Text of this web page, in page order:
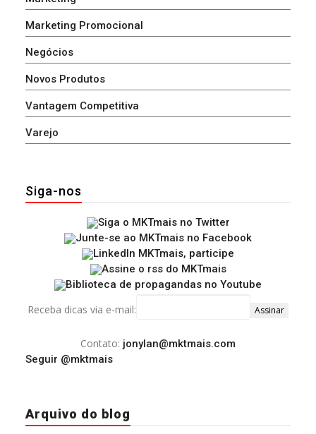
Marketing Promocional
Negócios
Novos Produtos
Vantagem Competitiva
Varejo
Siga-nos
Receba dicas via e-mail:
Contato: jonylan@mktmais.com
Seguir @mktmais
Arquivo do blog